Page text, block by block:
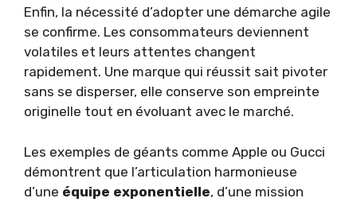
Enfin, la nécessité d’adopter une démarche agile
se confirme. Les consommateurs deviennent
volatiles et leurs attentes changent
rapidement. Une marque qui réussit sait pivoter
sans se disperser, elle conserve son empreinte
originelle tout en évoluant avec le marché.
Les exemples de géants comme Apple ou Gucci
démontrent que l’articulation harmonieuse
d’une équipe exponentielle, d’une mission